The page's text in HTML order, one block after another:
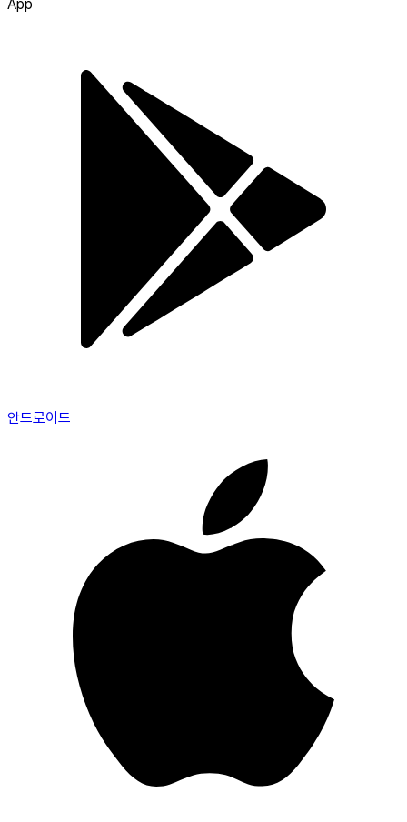
App
안드로이드